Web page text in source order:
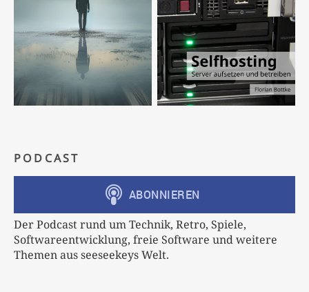
PODCAST
Der Podcast rund um Technik, Retro, Spiele,
Softwareentwicklung, freie Software und weitere
Themen aus seeseekeys Welt.